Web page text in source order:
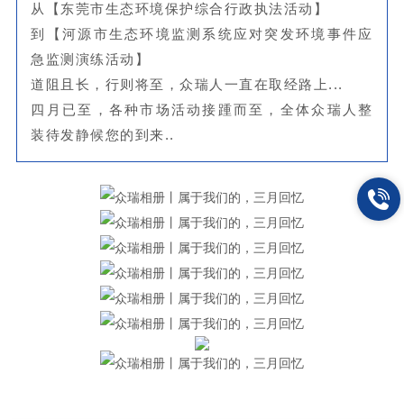
从【东莞市生态环境保护综合行政执法活动】
到【河源市生态环境监测系统应对突发环境事件应
急监测演练活动】
道阻且长，行则将至，众瑞人一直在取经路上...
四月已至，各种市场活动接踵而至，全体众瑞人整
装待发静候您的到来..